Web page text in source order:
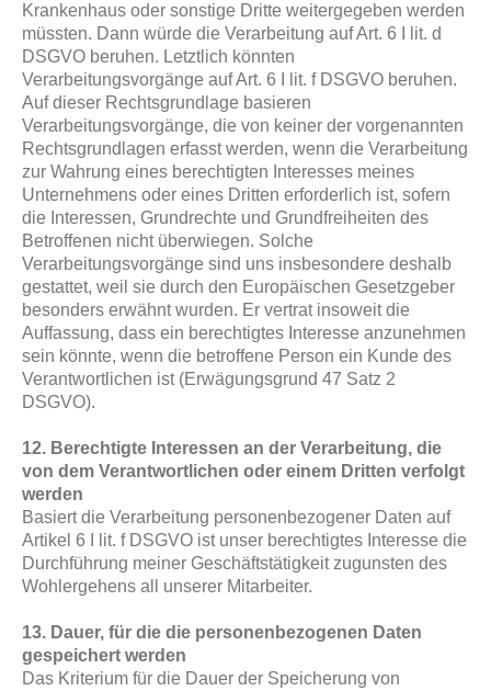
Krankenhaus oder sonstige Dritte weitergegeben werden
müssten. Dann würde die Verarbeitung auf Art. 6 I lit. d
DSGVO beruhen. Letztlich könnten
Verarbeitungsvorgänge auf Art. 6 I lit. f DSGVO beruhen.
Auf dieser Rechtsgrundlage basieren
Verarbeitungsvorgänge, die von keiner der vorgenannten
Rechtsgrundlagen erfasst werden, wenn die Verarbeitung
zur Wahrung eines berechtigten Interesses meines
Unternehmens oder eines Dritten erforderlich ist, sofern
die Interessen, Grundrechte und Grundfreiheiten des
Betroffenen nicht überwiegen. Solche
Verarbeitungsvorgänge sind uns insbesondere deshalb
gestattet, weil sie durch den Europäischen Gesetzgeber
besonders erwähnt wurden. Er vertrat insoweit die
Auffassung, dass ein berechtigtes Interesse anzunehmen
sein könnte, wenn die betroffene Person ein Kunde des
Verantwortlichen ist (Erwägungsgrund 47 Satz 2
DSGVO).
12. Berechtigte Interessen an der Verarbeitung, die
von dem Verantwortlichen oder einem Dritten verfolgt
werden
Basiert die Verarbeitung personenbezogener Daten auf
Artikel 6 I lit. f DSGVO ist unser berechtigtes Interesse die
Durchführung meiner Geschäftstätigkeit zugunsten des
Wohlergehens all unserer Mitarbeiter.
13. Dauer, für die die personenbezogenen Daten
gespeichert werden
Das Kriterium für die Dauer der Speicherung von